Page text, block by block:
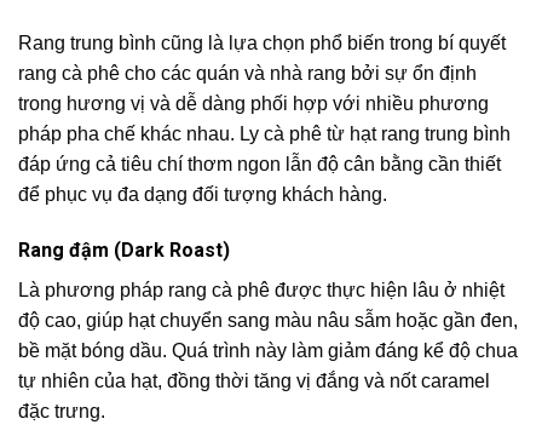
Rang trung bình cũng là lựa chọn phổ biến trong bí quyết
rang cà phê cho các quán và nhà rang bởi sự ổn định
trong hương vị và dễ dàng phối hợp với nhiều phương
pháp pha chế khác nhau. Ly cà phê từ hạt rang trung bình
đáp ứng cả tiêu chí thơm ngon lẫn độ cân bằng cần thiết
để phục vụ đa dạng đối tượng khách hàng.
Rang đậm (Dark Roast)
Là phương pháp rang cà phê được thực hiện lâu ở nhiệt
độ cao, giúp hạt chuyển sang màu nâu sẫm hoặc gần đen,
bề mặt bóng dầu. Quá trình này làm giảm đáng kể độ chua
tự nhiên của hạt, đồng thời tăng vị đắng và nốt caramel
đặc trưng.